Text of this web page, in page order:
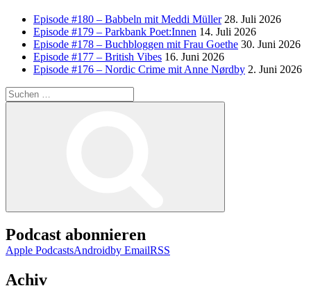
Episode #180 – Babbeln mit Meddi Müller 28. Juli 2026
Episode #179 – Parkbank Poet:Innen 14. Juli 2026
Episode #178 – Buchbloggen mit Frau Goethe 30. Juni 2026
Episode #177 – British Vibes 16. Juni 2026
Episode #176 – Nordic Crime mit Anne Nørdby 2. Juni 2026
Suchen
nach:
Podcast abonnieren
Apple PodcastsAndroidby EmailRSS
Achiv